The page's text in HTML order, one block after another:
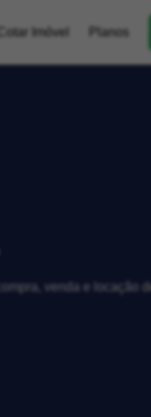
Cotar Imóvel Planos
venda e locação